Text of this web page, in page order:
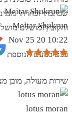
שכתבתי ובחרתי
והקובץ?מושלם
בכם בפעם הנוספת
Meitar Shukrun
10:22 20 Nov 25
שירות מעולה, מובן
lotus moran